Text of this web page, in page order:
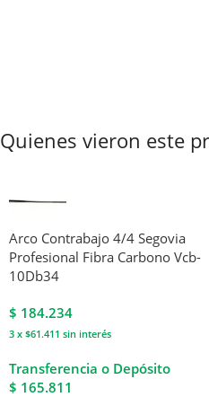
Quienes vieron este
Arco Contrabajo 4/4 Segovia
Profesional Fibra Carbono Vcb-
10Db34
$ 184.234
3 x $61.411 sin interés
Transferencia o Depósito
$ 165.811